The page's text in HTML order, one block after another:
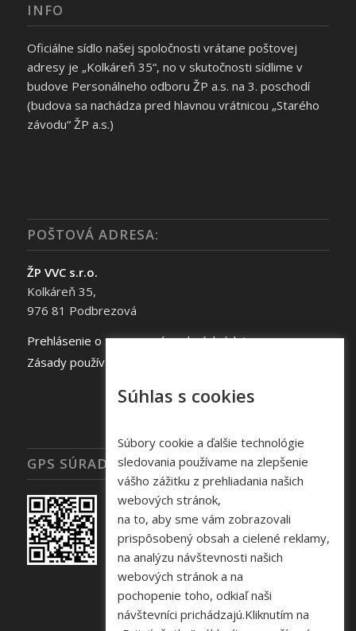
INFO
Oficiálne sídlo našej spoločnosti vrátane poštovej
adresy je „Kolkáreň 35“, no v skutočnosti sídlime v
budove Personálneho odboru ŽP a.s. na 3. poschodí
(budova sa nachádza pred hlavnou vrátnicou „Starého
závodu“ ŽP a.s.)
POŠTOVÁ ADRESA:
ŽP VVC s.r.o.
Kolkáreň 35,
976 81 Podbrezová
Prehlásenie o spracovaní osobných údajov
Zásady používania súborov cookie
GPS SÚRADNICE
Súhlas s cookies
Súbory cookie a ďalšie technológie
sledovania používame na zlepšenie
vášho zážitku z prehliadania našich
webových stránok,
na to, aby sme vám zobrazovali
prispôsobený obsah a cielené reklamy,
na analýzu návštevnosti našich
webových stránok a na
pochopenie toho, odkiaľ naši
návštevníci prichádzajú.Kliknutím na